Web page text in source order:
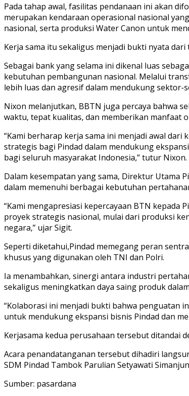
Pada tahap awal, fasilitas pendanaan ini akan
merupakan kendaraan operasional nasional
nasional, serta produksi Water Canon untuk
Kerja sama itu sekaligus menjadi bukti nyata
Sebagai bank yang selama ini dikenal luas
kebutuhan pembangunan nasional. Melalui
lebih luas dan agresif dalam mendukung
Nixon melanjutkan, BBTN juga percaya bahwa
waktu, tepat kualitas, dan memberikan manfaat
“Kami berharap kerja sama ini menjadi awal
strategis bagi Pindad dalam mendukung
bagi seluruh masyarakat Indonesia,” tutur Nixon.
Dalam kesempatan yang sama, Direktur Utama
dalam memenuhi berbagai kebutuhan
“Kami mengapresiasi kepercayaan BTN
proyek strategis nasional, mulai dari produksi
negara,” ujar Sigit.
Seperti diketahui,Pindad memegang peran
khusus yang digunakan oleh TNI dan Polri.
Ia menambahkan, sinergi antara industri
sekaligus meningkatkan daya saing produk
“Kolaborasi ini menjadi bukti bahwa penguatan
untuk mendukung ekspansi bisnis Pindad dan
Kerjasama kedua perusahaan tersebut ditandai
Acara penandatanganan tersebut dihadiri
SDM Pindad Tambok Parulian Setyawati
Sumber: pasardana